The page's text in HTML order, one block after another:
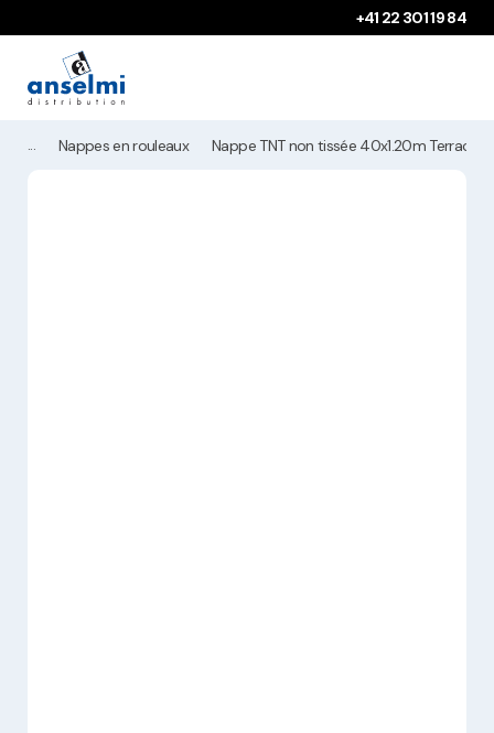
+41 22 301 19 84
Nappes en rouleaux Nappe TNT non tissée 40x1.20m